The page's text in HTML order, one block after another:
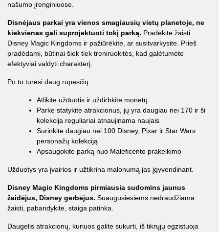
našumo įrenginiuose.
Disnėjaus parkai yra vienos smagiausių vietų planetoje, ne
kiekvienas gali suprojektuoti tokį parką. Pradėkite žaisti
Disney Magic Kingdoms ir pažiūrėkite, ar susitvarkysite. Prieš
pradėdami, būtinai šiek tiek treniruokitės, kad galėtumėte
efektyviai valdyti charakterį.
Po to turėsi daug rūpesčių:
Atlikite užduotis ir uždirbkite monetų
Parke statykite atrakcionus, jų yra daugiau nei 170 ir ši
kolekcija reguliariai atnaujinama naujais
Surinkite daugiau nei 100 Disney, Pixar ir Star Wars
personažų kolekciją
Apsaugokite parką nuo Maleficento prakeikimo
Užduotys yra įvairios ir užtikrina malonumą jas įgyvendinant.
Disney Magic Kingdoms pirmiausia sudomins jaunus
žaidėjus, Disney gerbėjus. Suaugusiesiems nedraudžiama
žaisti, pabandykite, staiga patinka.
Daugelis atrakcionų, kuriuos galite sukurti, iš tikrųjų egzistuoja